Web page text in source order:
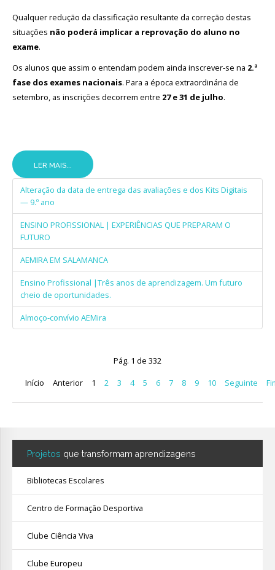
Qualquer redução da classificação resultante da correção destas
situações não poderá implicar a reprovação do aluno no
exame.
Os alunos que assim o entendam podem ainda inscrever-se na 2.ª
fase dos exames nacionais. Para a época extraordinária de
setembro, as inscrições decorrem entre 27 e 31 de julho.
LER MAIS...
Alteração da data de entrega das avaliações e dos Kits Digitais
— 9.º ano
ENSINO PROFISSIONAL | EXPERIÊNCIAS QUE PREPARAM O
FUTURO
AEMIRA EM SALAMANCA
Ensino Profissional |Três anos de aprendizagem. Um futuro
cheio de oportunidades.
Almoço-convívio AEMira
Pág. 1 de 332
Início
Anterior 1 2 3 4 5 6 7 8 9 10 Seguinte
Projetos que transformam aprendizagens
Bibliotecas Escolares
Centro de Formação Desportiva
Clube Ciência Viva
Clube Europeu